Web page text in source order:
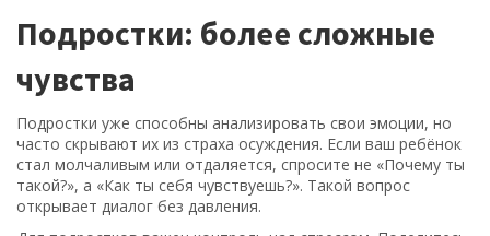
Подростки: более сложные
чувства
Подростки уже способны анализировать свои эмоции, но
часто скрывают их из страха осуждения. Если ваш ребёнок
стал молчаливым или отдаляется, спросите не «Почему ты
такой?», а «Как ты себя чувствуешь?». Такой вопрос
открывает диалог без давления.